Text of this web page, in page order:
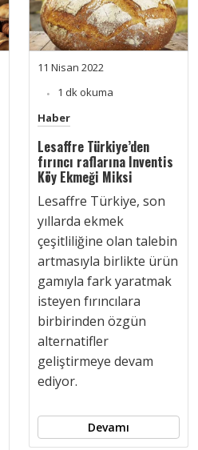
11 Nisan 2022
1 dk okuma
Haber
Lesaffre Türkiye’den
fırıncı raflarına Inventis
Köy Ekmeği Miksi
Lesaffre Türkiye, son
yıllarda ekmek
çeşitliliğine olan talebin
artmasıyla birlikte ürün
gamıyla fark yaratmak
isteyen fırıncılara
birbirinden özgün
alternatifler
geliştirmeye devam
ediyor.
Devamı